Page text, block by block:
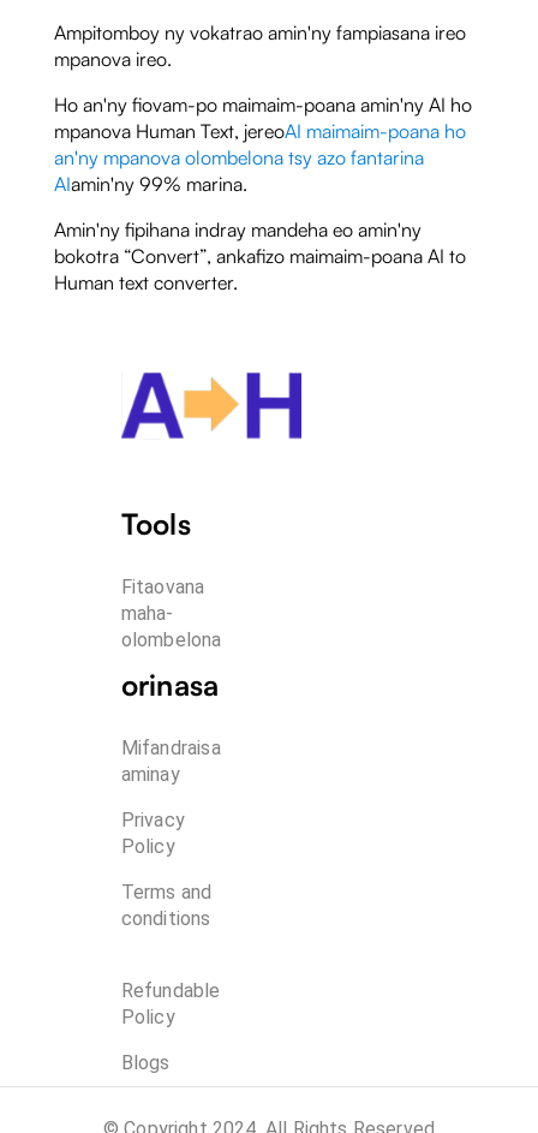
Ampitomboy ny vokatrao amin'ny fampiasana ireo
mpanova ireo.
Ho an'ny fiovam-po maimaim-poana amin'ny AI ho
mpanova Human Text, jereoAI maimaim-poana ho
an'ny mpanova olombelona tsy azo fantarina
AIamin'ny 99% marina.
Amin'ny fipihana indray mandeha eo amin'ny
bokotra “Convert”, ankafizo maimaim-poana AI to
Human text converter.
Tools
Fitaovana
maha-
olombelona
orinasa
Mifandraisa
aminay
Privacy
Policy
Terms and
conditions
Refundable
Policy
Blogs
© Copyright 2024, All Rights Reserved